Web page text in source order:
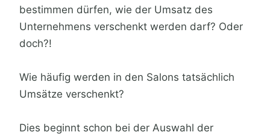
bestimmen dürfen, wie der Umsatz des
Unternehmens verschenkt werden darf? Oder
doch?!
Wie häufig werden in den Salons tatsächlich
Umsätze verschenkt?
Dies beginnt schon bei der Auswahl der